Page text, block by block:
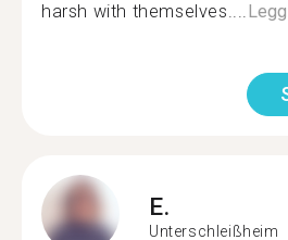
harsh with themselves....
E.
Unterschleißheim